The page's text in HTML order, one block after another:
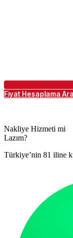
Fiyat Hesaplama
Nakliye Hizmeti mi
Lazım?
Türkiye’nin 81 iline